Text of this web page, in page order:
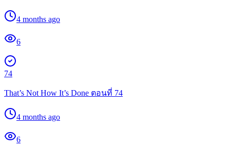
4 months ago
6
74
That’s Not How It’s Done ตอนที่ 74
4 months ago
6